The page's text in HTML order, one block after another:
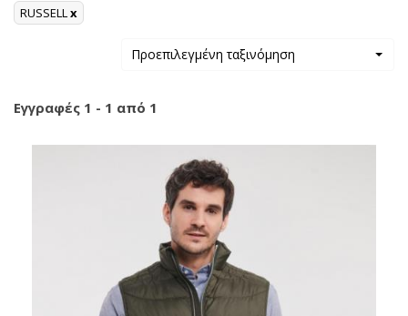
RUSSELLx
Προεπιλεγμένη ταξινόμηση
Εγγραφές 1 - 1 από 1